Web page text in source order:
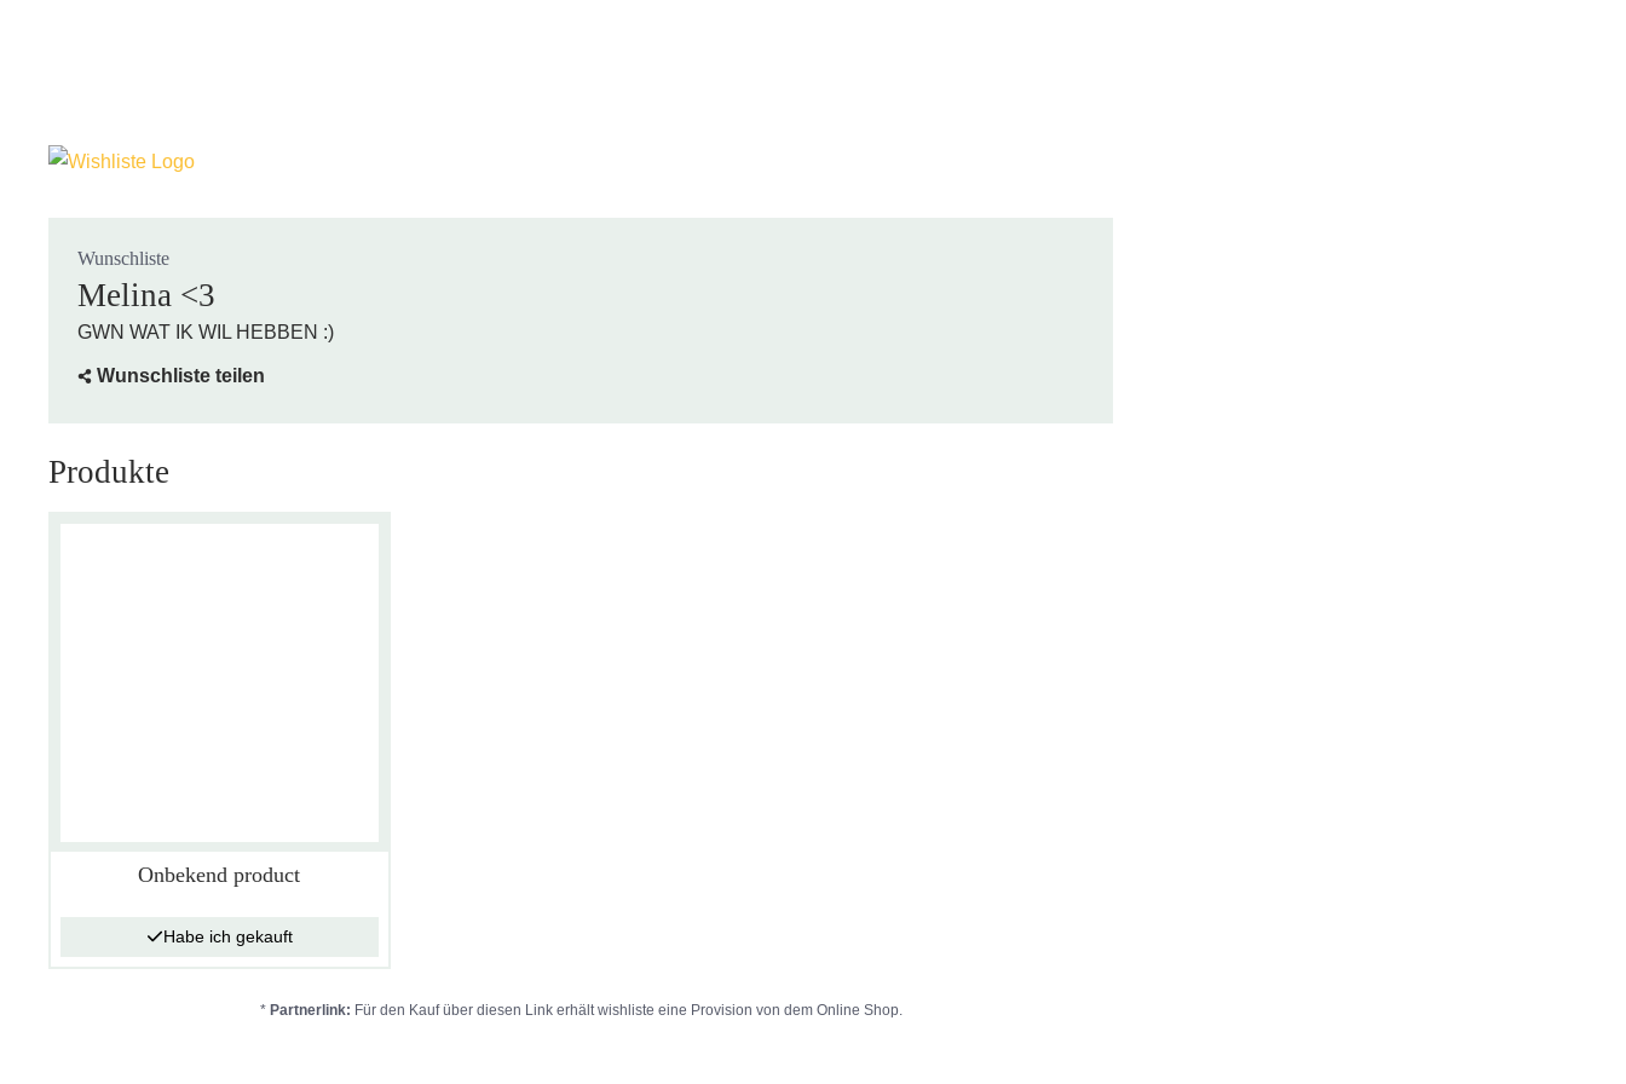
Wunschliste
Melina <3
GWN WAT IK WIL HEBBEN :)
Wunschliste teilen
Produkte
Onbekend product
Habe ich gekauft
* Partnerlink: Für den Kauf über diesen Link erhält wishliste eine Provision von dem Online Shop.